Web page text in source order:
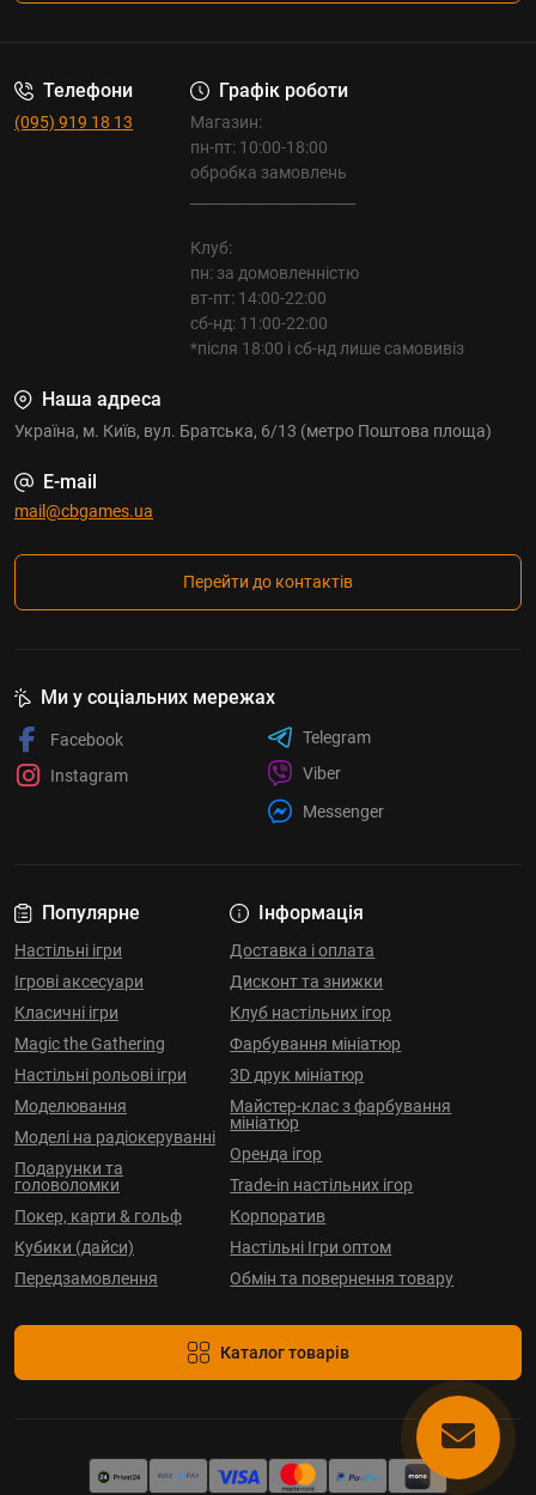
Телефони
(095) 919 18 13
Графік роботи
Магазин:
пн-пт: 10:00-18:00
обробка замовлень
Клуб:
пн: за домовленністю
вт-пт: 14:00-22:00
сб-нд: 11:00-22:00
*після 18:00 і сб-нд лише самовивіз
Наша адреса
Україна, м. Київ, вул. Братська, 6/13 (метро Поштова площа)
E-mail
mail@cbgames.ua
Перейти до контактів
Популярне
Настільні ігри
Ігрові аксесуари
Класичні ігри
Magic the Gathering
Настільні рольові ігри
Моделювання
Моделі на радіокеруванні
Подарунки та
головоломки
Покер, карти & гольф
Кубики (дайси)
Передзамовлення
Інформація
Доставка і оплата
Дисконт та знижки
Клуб настільних ігор
Фарбування мініатюр
3D друк мініатюр
Майстер-клас з фарбування
мініатюр
Оренда ігор
Trade-in настільних ігор
Корпоратив
Настільні Ігри оптом
Обмін та повернення товару
Каталог товарів
Ми у соціальних мережах
Facebook
Instagram
Telegram
Viber
Messenger